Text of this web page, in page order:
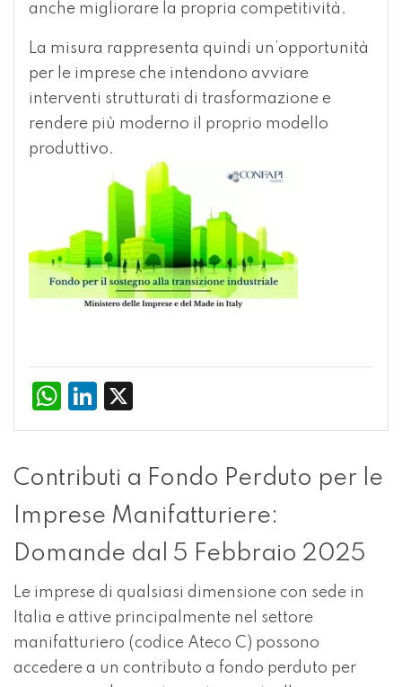
anche migliorare la propria competitività.
La misura rappresenta quindi un’opportunità
per le imprese che intendono avviare
interventi strutturati di trasformazione e
rendere più moderno il proprio modello
produttivo.
WhatsApp
LinkedIn
Contributi a Fondo Perduto per le
Imprese Manifatturiere:
Domande dal 5 Febbraio 2025
Le imprese di qualsiasi dimensione con sede in
Italia e attive principalmente nel settore
manifatturiero (codice Ateco C) possono
accedere a un contributo a fondo perduto per